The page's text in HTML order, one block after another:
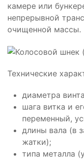
камере или
непрерывной
очищенной массы.
Технические
диаметра
шага витка и
переменный,
длины вала (в
жатки);
типа металла